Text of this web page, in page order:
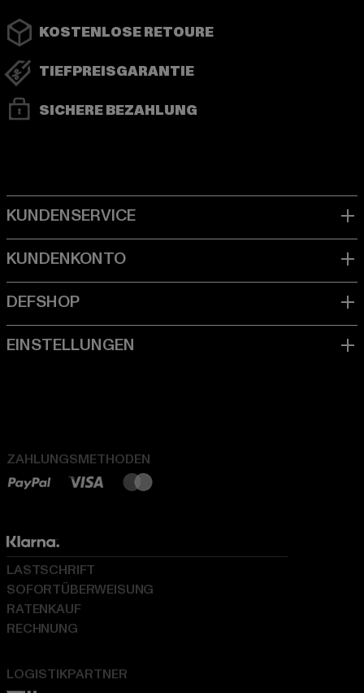
KOSTENLOSE RETOURE
TIEFPREISGARANTIE
SICHERE BEZAHLUNG
ZAHLUNGSMETHODEN
LOGISTIKPARTNER
LASTSCHRIFT
SOFORTÜBERWEISUNG
RATENKAUF
RECHNUNG